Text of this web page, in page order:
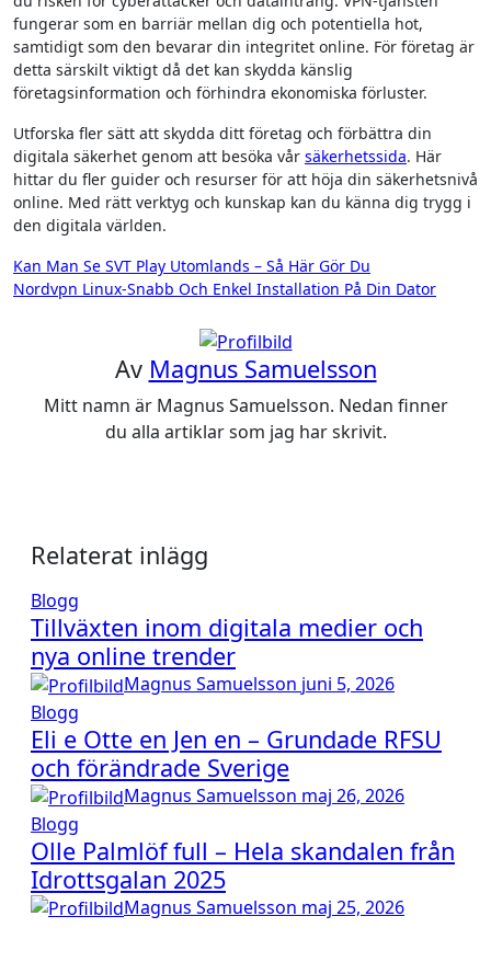
fungerar som en barriär mellan dig och potentiella hot,
samtidigt som den bevarar din integritet online. För företag är
detta särskilt viktigt då det kan skydda känslig
företagsinformation och förhindra ekonomiska förluster.
Utforska fler sätt att skydda ditt företag och förbättra din
digitala säkerhet genom att besöka vår säkerhetssida. Här
hittar du fler guider och resurser för att höja din säkerhetsnivå
online. Med rätt verktyg och kunskap kan du känna dig trygg i
den digitala världen.
Inläggsnavigering
Kan Man Se SVT Play Utomlands – Så Här Gör Du
Nordvpn Linux-Snabb Och Enkel Installation På Din Dator
Av Magnus Samuelsson
Mitt namn är Magnus Samuelsson. Nedan finner
du alla artiklar som jag har skrivit.
Relaterat inlägg
Blogg
Tillväxten inom digitala medier och
nya online trender
Magnus Samuelsson juni 5, 2026
Blogg
Eli e Otte en Jen en – Grundade RFSU
och förändrade Sverige
Magnus Samuelsson maj 26, 2026
Blogg
Olle Palmlöf full – Hela skandalen från
Idrottsgalan 2025
Magnus Samuelsson maj 25, 2026